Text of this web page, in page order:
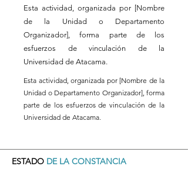
Esta actividad, organizada por [Nombre
de la Unidad o Departamento
Organizador], forma parte de los
esfuerzos de vinculación de la
Universidad de Atacama.
Esta actividad, organizada por [Nombre de la
Unidad o Departamento Organizador], forma
parte de los esfuerzos de vinculación de la
Universidad de Atacama.
ESTADO DE LA CONSTANCIA